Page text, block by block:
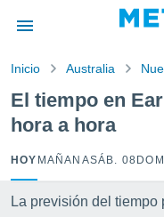
por
para
la
calidad.
a este
las
Inicio Australia
El tiempo en
hora a hora
HOY MAÑANASÁB. 08
La previsión del tiempo